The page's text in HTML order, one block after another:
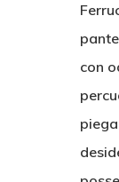
con